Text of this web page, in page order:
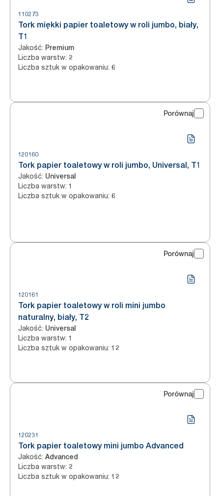
110273
Tork miękki papier toaletowy w roli jumbo, biały,
T1
Jakość: Premium
Liczba warstw: 2
Liczba sztuk w opakowaniu: 6
Porównaj
120160
Tork papier toaletowy w roli jumbo, Universal, T1
Jakość: Universal
Liczba warstw: 1
Liczba sztuk w opakowaniu: 6
Porównaj
120161
Tork papier toaletowy w roli mini jumbo
naturalny, biały, T2
Jakość: Universal
Liczba warstw: 1
Liczba sztuk w opakowaniu: 12
Porównaj
120231
Tork papier toaletowy mini jumbo Advanced
Jakość: Advanced
Liczba warstw: 2
Liczba sztuk w opakowaniu: 12